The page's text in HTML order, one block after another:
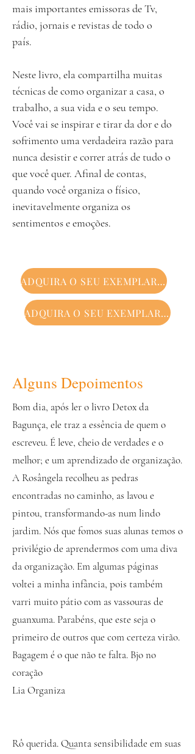
mais importantes emissoras de Tv,
rádio, jornais e revistas de todo o
país.
Neste livro, ela compartilha muitas
técnicas de como organizar a casa, o
trabalho, a sua vida e o seu tempo.
Você vai se inspirar e tirar da dor e do
sofrimento uma verdadeira razão para
nunca desistir e correr atrás de tudo o
que você quer. Afinal de contas,
quando você organiza o físico,
inevitavelmente organiza os
sentimentos e emoções.
ADQUIRA O SEU EXEMPLAR FÍSICO
ADQUIRA O SEU EXEMPLAR DIGITAL
Alguns Depoimentos
Bom dia, após ler o livro Detox da
Bagunça, ele traz a essência de quem o
escreveu. É leve, cheio de verdades e o
melhor; e um aprendizado de organização.
A Rosângela recolheu as pedras
encontradas no caminho, as lavou e
pintou, transformando-as num lindo
jardim. Nós que fomos suas alunas temos o
privilégio de aprendermos com uma diva
da organização. Em algumas páginas
voltei a minha infância, pois também
varri muito pátio com as vassouras de
guanxuma. Parabéns, que este seja o
primeiro de outros que com certeza virão.
Bagagem é o que não te falta. Bjo no
coração
Lia Organiza
Rô querida. Quanta sensibilidade em suas